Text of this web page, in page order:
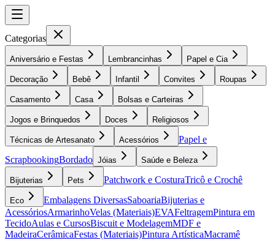
Categorias
Aniversário e Festas Lembrancinhas Papel e Cia
Decoração Bebê Infantil Convites Roupas
Casamento Casa Bolsas e Carteiras
Jogos e Brinquedos Doces Religiosos
Técnicas de Artesanato Acessórios
Papel e
ScrapbookingBordado Jóias Saúde e Beleza
Bijuterias Pets Patchwork e CosturaTricô e Crochê
Eco Embalagens DiversasSaboariaBijuterias e
AcessóriosArmarinhoVelas (Materiais)EVAFeltragemPintura em
TecidoAulas e CursosBiscuit e ModelagemMDF e
MadeiraCerâmicaFestas (Materiais)Pintura ArtísticaMacramê